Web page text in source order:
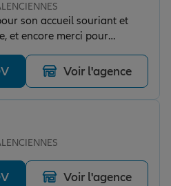
son accueil souriant et
et encore merci pour
!
Voir l'agence
Voir l'agence